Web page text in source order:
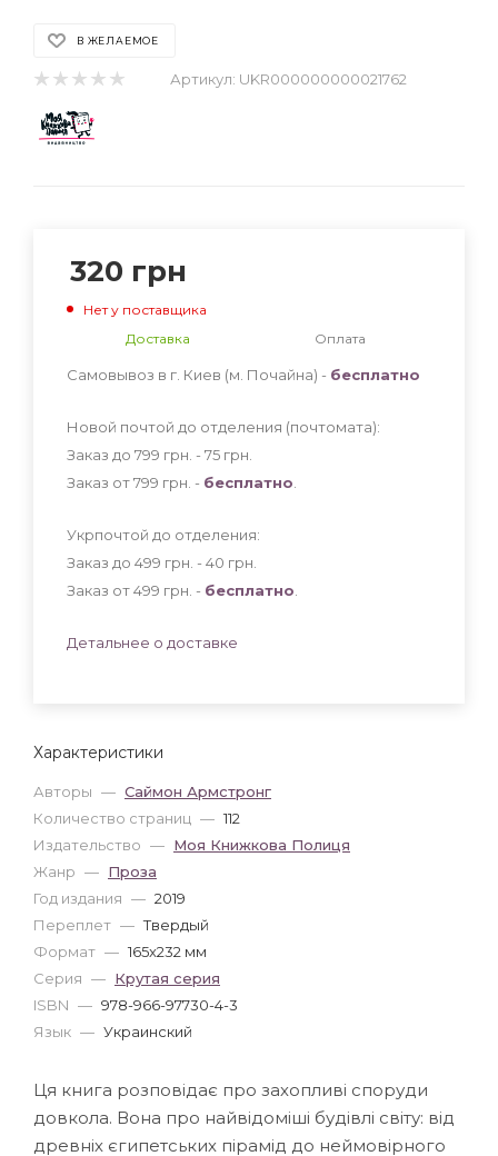
В ЖЕЛАЕМОЕ
Артикул: UKR000000000021762
Характеристики
Авторы — Саймон Армстронг
Количество страниц — 112
Издательство — Моя Книжкова Полиця
Жанр — Проза
Год издания — 2019
Переплет — Твердый
Формат — 165x232 мм
Серия — Крутая серия
ISBN — 978-966-97730-4-3
Язык — Украинский
320 грн
Нет у поставщика
Доставка
Оплата
Самовывоз в г. Киев (м. Почайна) - бесплатно
Новой почтой до отделения (почтомата):
Заказ до 799 грн. - 75 грн
Заказ от 799 грн. - бесплатно
Укрпочтой до отделения:
Заказ до 499 грн. - 40 грн
Заказ от 499 грн. - бесплатно
Детальнее о доставке
Ця книга розповідає про захопливі споруди
довкола. Вона про найвідоміші будівлі світу: від
древніх єгипетських пірамід до неймовірного